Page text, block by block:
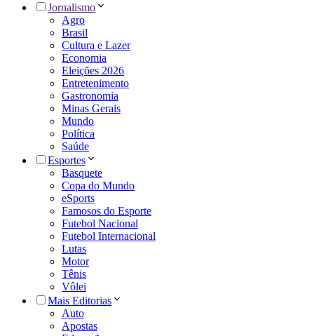
Jornalismo
Agro
Brasil
Cultura e Lazer
Economia
Eleições 2026
Entretenimento
Gastronomia
Minas Gerais
Mundo
Política
Saúde
Esportes
Basquete
Copa do Mundo
eSports
Famosos do Esporte
Futebol Nacional
Futebol Internacional
Lutas
Motor
Tênis
Vôlei
Mais Editorias
Auto
Apostas